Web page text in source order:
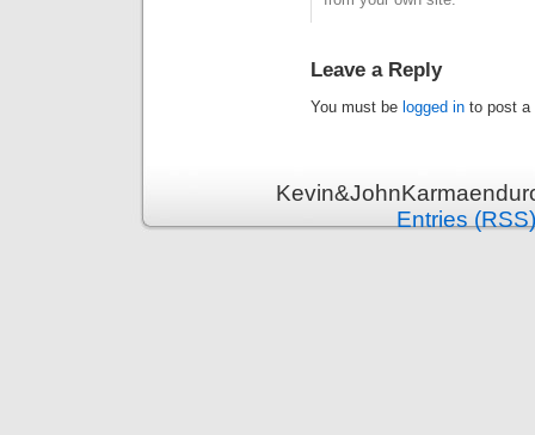
Leave a Reply
You must be logged in to post a
Entries (RSS)